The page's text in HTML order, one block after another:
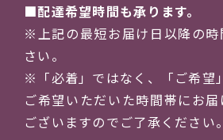
配達希望時間も承ります。
※上記の最短お届け日以降の時
さい。
※「必着」ではなく、「ご希望
ご希望いただいた時間帯にお
ございますのでご了承ください。